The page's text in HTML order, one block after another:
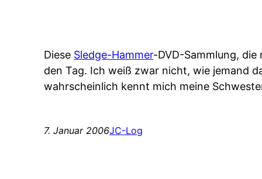
Diese Sledge-Hammer-DVD-Sammlung,
den Tag. Ich weiß zwar nicht, wie jemand
wahrscheinlich kennt mich meine
7. Januar 2006JC-Log